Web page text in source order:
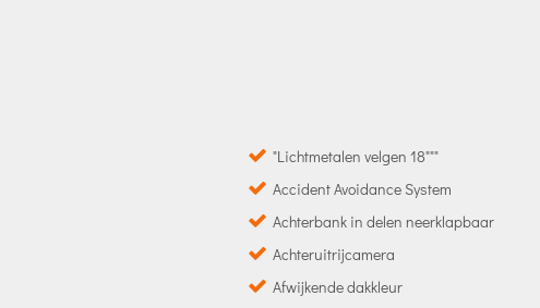
"Lichtmetalen velgen 18"""
Accident Avoidance System
Achterbank in delen neerklapbaar
Achteruitrijcamera
Afwijkende dakkleur